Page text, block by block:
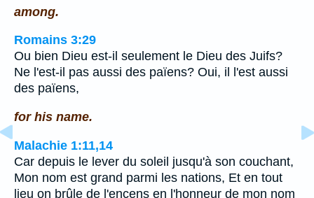
among.
Romains 3:29
Ou bien Dieu est-il seulement le Dieu des Juifs?
Ne l'est-il pas aussi des païens? Oui, il l'est aussi
des païens,
for his name.
Malachie 1:11,14
Car depuis le lever du soleil jusqu'à son couchant,
Mon nom est grand parmi les nations, Et en tout
lieu on brûle de l'encens en l'honneur de mon nom